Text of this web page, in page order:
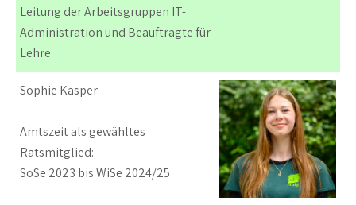
Leitung der Arbeitsgruppen IT-
Administration und Beauftragte für
Lehre
Sophie Kasper
Amtszeit als gewähltes
Ratsmitglied:
SoSe 2023 bis WiSe 2024/25